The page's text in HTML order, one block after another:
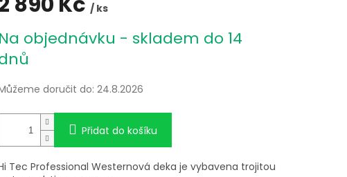
/ ks
cena:
Na objednávku - skladem do 14
doručit do: 24.8.2026
Přidat do košíku
Tec Professional Westernová deka je vybavena trojitou